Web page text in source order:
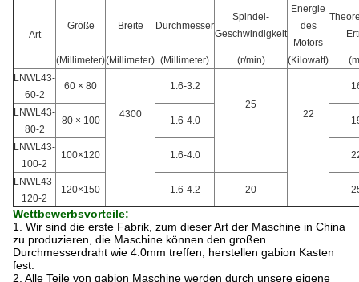
Art
Größe Breite Durchmesser
Spindel-
Geschwindigkeit
Energie
des
Motors
(Millimeter)(Millimeter) (Millimeter) (r/min) (Kilowatt)
LNWL43-
60-2
60 × 80
4300
1.6-3.2
25
22
LNWL43-
80-2
80 × 100 1.6-4.0
LNWL43-
100-2
100×120 1.6-4.0
LNWL43-
120-2
120×150 1.6-4.2 20
Wettbewerbsvorteile:
1. Wir sind die erste Fabrik, zum dieser Art der Maschine in China
zu produzieren, die Maschine können den großen
Durchmesserdraht wie 4.0mm treffen, herstellen gabion Kasten
fest.
2. Alle Teile von gabion Maschine werden durch unsere eigene